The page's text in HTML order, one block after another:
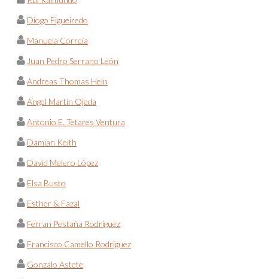
Diogo Figueiredo
Manuela Correia
Juan Pedro Serrano León
Andreas Thomas Hein
Angel Martín Ojeda
Antonio E. Tetares Ventura
Damian Keith
David Melero López
Elsa Busto
Esther & Fazal
Ferran Pestaña Rodríguez
Francisco Camello Rodriguez
Gonzalo Astete